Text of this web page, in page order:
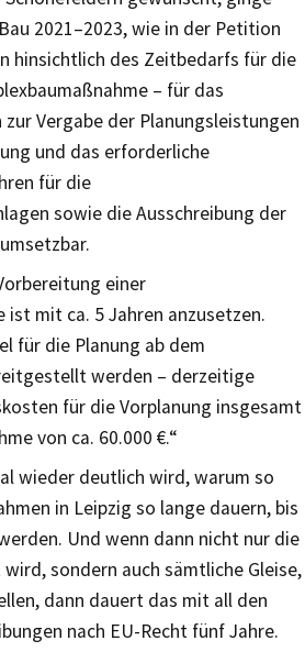
2021–2023, wie in der Petition
hinsichtlich des Zeitbedarfs für die
– für das
Vergabe der Planungsleistungen
und das erforderliche
für die
sowie die Ausschreibung der
einer
ist mit ca. 5 Jahren anzusetzen.
für die Planung ab dem
werden – derzeitige
für die Vorplanung insgesamt
von ca. 60.000 €.“
wieder deutlich wird, warum so
in Leipzig so lange dauern, bis
Und wenn dann nicht nur die
sondern auch sämtliche Gleise,
dann dauert das mit all den
nach EU-Recht fünf Jahre.